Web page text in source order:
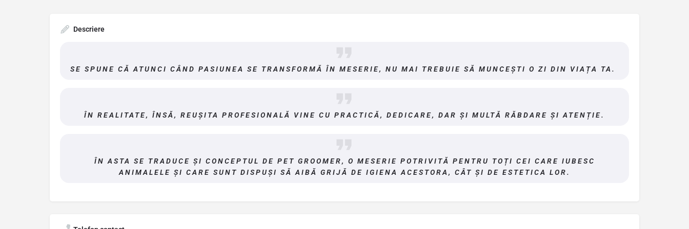
Descriere
SE SPUNE CĂ ATUNCI CÂND PASIUNEA SE TRANSFORMĂ ÎN MESERIE, NU MAI TREBUIE SĂ MUNCEȘTI O ZI DIN VIAȚA TA.
ÎN REALITATE, ÎNSĂ, REUȘITA PROFESIONALĂ VINE CU PRACTICĂ, DEDICARE, DAR ȘI MULTĂ RĂBDARE ȘI ATENȚIE.
ÎN ASTA SE TRADUCE ȘI CONCEPTUL DE PET GROOMER, O MESERIE POTRIVITĂ PENTRU TOȚI CEI CARE IUBESC
ANIMALELE ȘI CARE SUNT DISPUȘI SĂ AIBĂ GRIJĂ DE IGIENA ACESTORA, CÂT ȘI DE ESTETICA LOR.